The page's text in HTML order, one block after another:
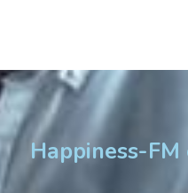
Happiness-